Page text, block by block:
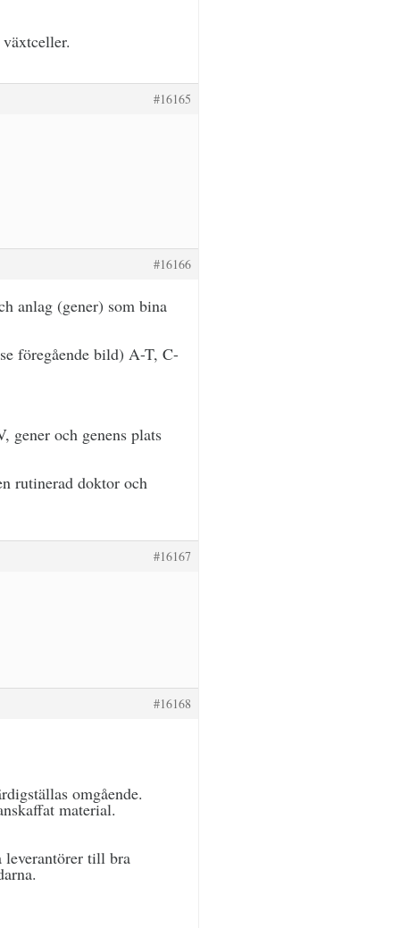
#16165
#16166
anlag (gener) som bina
föregående bild) A-T, C-
gener och genens plats
rutinerad doktor och
#16167
#16168
omgående.
material.
leverantörer till bra